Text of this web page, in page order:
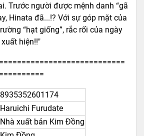
Trước người được mệnh danh “gã
Hinata đã...!? Với sự góp mặt của
“hạt giống”, rắc rối của ngày
hiện!!"
8935352601174
Haruichi Furudate
Nhà xuất bản Kim Đồng